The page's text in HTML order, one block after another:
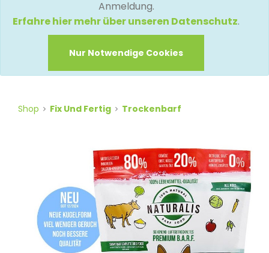
Anmeldung.
Erfahre hier mehr über unseren Datenschutz.
Nur Notwendige Cookies
Shop Fix Und Fertig Trockenbarf